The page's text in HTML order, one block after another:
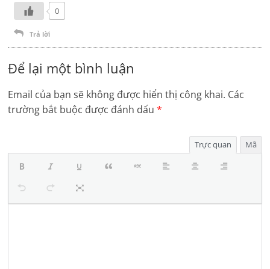
0
Trả lời
Để lại một bình luận
Email của bạn sẽ không được hiển thị công khai. Các
trường bắt buộc được đánh dấu*
Trực quan Mã